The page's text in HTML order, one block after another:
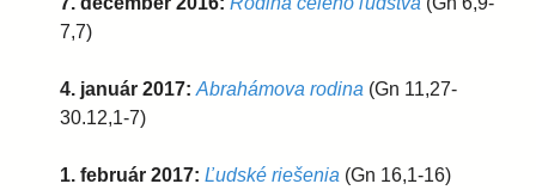
7,7)
4. január 2017: Abrahámova rodina (Gn 11,27-
30.12,1-7)
1. február 2017: Ľudské riešenia (Gn 16,1-16)